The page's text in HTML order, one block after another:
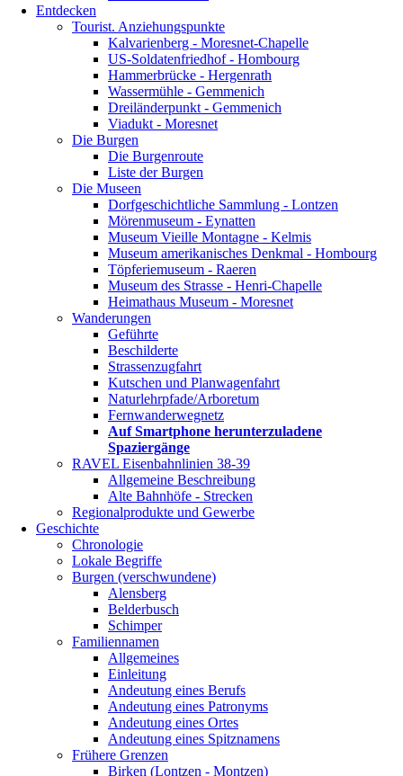
Entdecken
Tourist. Anziehungspunkte
Kalvarienberg - Moresnet-Chapelle
US-Soldatenfriedhof - Hombourg
Hammerbrücke - Hergenrath
Wassermühle - Gemmenich
Dreiländerpunkt - Gemmenich
Viadukt - Moresnet
Die Burgen
Die Burgenroute
Liste der Burgen
Die Museen
Dorfgeschichtliche Sammlung - Lontzen
Mörenmuseum - Eynatten
Museum Vieille Montagne - Kelmis
Museum amerikanisches Denkmal - Hombourg
Töpferiemuseum - Raeren
Museum des Strasse - Henri-Chapelle
Heimathaus Museum - Moresnet
Wanderungen
Geführte
Beschilderte
Strassenzugfahrt
Kutschen und Planwagenfahrt
Naturlehrpfade/Arboretum
Fernwanderwegnetz
Auf Smartphone herunterzuladene
Spaziergänge
RAVEL Eisenbahnlinien 38-39
Allgemeine Beschreibung
Alte Bahnhöfe - Strecken
Regionalprodukte und Gewerbe
Geschichte
Chronologie
Lokale Begriffe
Burgen (verschwundene)
Alensberg
Belderbusch
Schimper
Familiennamen
Allgemeines
Einleitung
Andeutung eines Berufs
Andeutung eines Patronyms
Andeutung eines Ortes
Andeutung eines Spitznamens
Frühere Grenzen
Birken (Lontzen - Montzen)